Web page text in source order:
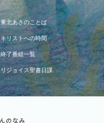
東北あさのことば
キリストへの時間
終了番組一覧
リジョイス聖書日課